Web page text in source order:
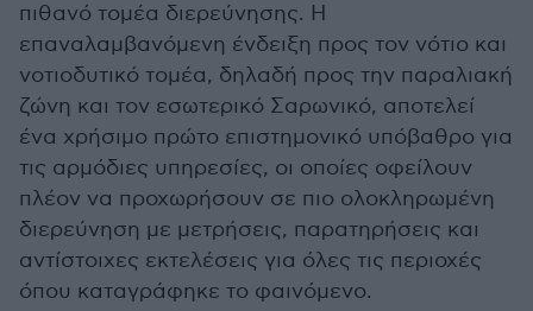
πιθανό τομέα διερεύνησης. Η
επαναλαμβανόμενη ένδειξη προς τον νότιο και
νοτιοδυτικό τομέα, δηλαδή προς την παραλιακή
ζώνη και τον εσωτερικό Σαρωνικό, αποτελεί
ένα χρήσιμο πρώτο επιστημονικό υπόβαθρο για
τις αρμόδιες υπηρεσίες, οι οποίες οφείλουν
πλέον να προχωρήσουν σε πιο ολοκληρωμένη
διερεύνηση με μετρήσεις, παρατηρήσεις και
αντίστοιχες εκτελέσεις για όλες τις περιοχές
όπου καταγράφηκε το φαινόμενο.